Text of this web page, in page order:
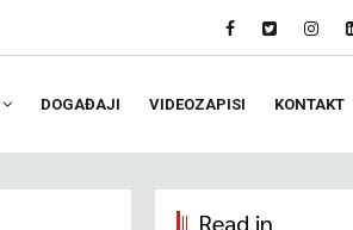
DOGAĐAJI VIDEOZAPISI KONTAKT
Read in